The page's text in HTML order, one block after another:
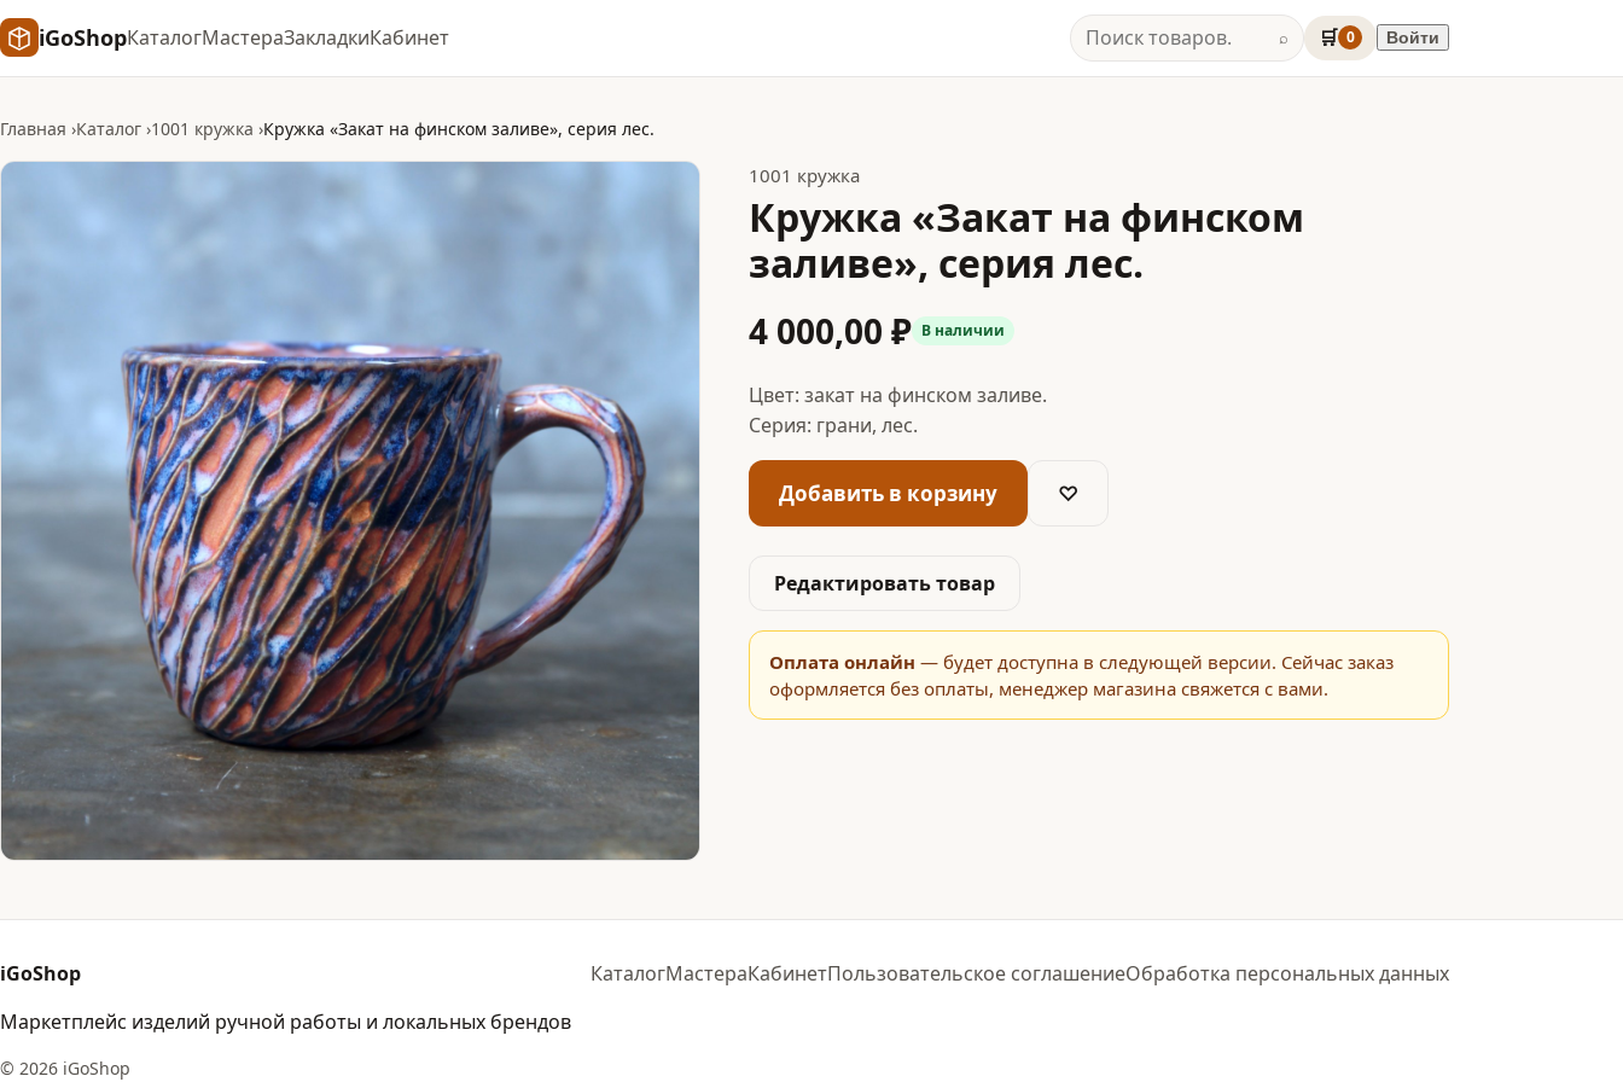
iGoShopКаталогМастераЗакладкиКабинет ⌕ 🛒 0 Войти
Главная Каталог 1001 кружка Кружка «Закат на финском заливе», серия лес.
1001 кружка
Кружка «Закат на финском
заливе», серия лес.
4 000,00 ₽ В наличии
Цвет: закат на финском заливе.
Серия: грани, лес.
Добавить в корзину ♡
Редактировать товар
Оплата онлайн — будет доступна в следующей версии. Сейчас заказ
оформляется без оплаты, менеджер магазина свяжется с вами.
iGoShop
Маркетплейс изделий ручной работы и локальных брендов
КаталогМастераКабинетПользовательское соглашениеОбработка персональных данных
© 2026 iGoShop